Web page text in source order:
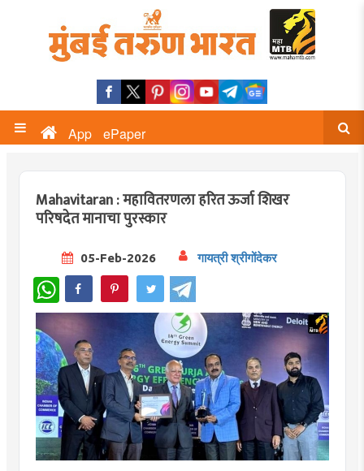
App ePaper
Mahavitaran : महावितरणला हरित ऊर्जा शिखर
परिषदेत मानाचा पुरस्कार
05-Feb-2026 गायत्री श्रीगोंदेकर
WhatsApp